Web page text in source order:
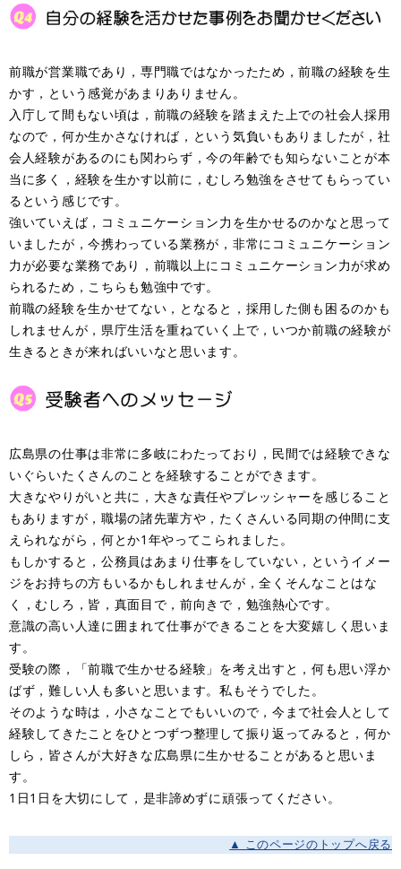
前職が営業職であり，専門職ではなかったため，前職の経験を生
かす，という感覚があまりありません。
入庁して間もない頃は，前職の経験を踏まえた上での社会人採用
なので，何か生かさなければ，という気負いもありましたが，社
会人経験があるのにも関わらず，今の年齢でも知らないことが本
当に多く，経験を生かす以前に，むしろ勉強をさせてもらってい
るという感じです。
強いていえば，コミュニケーション力を生かせるのかなと思って
いましたが，今携わっている業務が，非常にコミュニケーション
力が必要な業務であり，前職以上にコミュニケーション力が求め
られるため，こちらも勉強中です。
前職の経験を生かせてない，となると，採用した側も困るのかも
しれませんが，県庁生活を重ねていく上で，いつか前職の経験が
生きるときが来ればいいなと思います。
広島県の仕事は非常に多岐にわたっており，民間では経験できな
いぐらいたくさんのことを経験することができます。
大きなやりがいと共に，大きな責任やプレッシャーを感じること
もありますが，職場の諸先輩方や，たくさんいる同期の仲間に支
えられながら，何とか1年やってこられました。
もしかすると，公務員はあまり仕事をしていない，というイメー
ジをお持ちの方もいるかもしれませんが，全くそんなことはな
く，むしろ，皆，真面目で，前向きで，勉強熱心です。
意識の高い人達に囲まれて仕事ができることを大変嬉しく思いま
す。
受験の際，「前職で生かせる経験」を考え出すと，何も思い浮か
ばず，難しい人も多いと思います。私もそうでした。
そのような時は，小さなことでもいいので，今まで社会人として
経験してきたことをひとつずつ整理して振り返ってみると，何か
しら，皆さんが大好きな広島県に生かせることがあると思いま
す。
1日1日を大切にして，是非諦めずに頑張ってください。
▲ このページのトップへ戻る